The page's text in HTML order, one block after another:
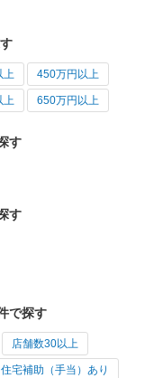
上 450万円以上
上 650万円以上
す
す
で探す
店舗数30以上
住宅補助（手当）あり